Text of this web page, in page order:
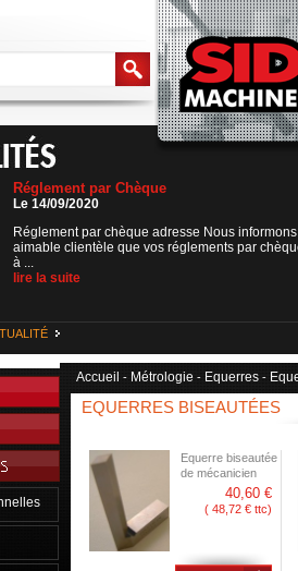
Réglement par Chèque
Le 14/09/2020
Réglement par chèque adresse Nous
aimable clientèle que vos réglements par
à ...
lire la suite
Accueil - Métrologie - Equerres -
EQUERRES BISEAUTÉES
Equerre biseautée
de mécanicien
40,60 €
( 48,72 € ttc)